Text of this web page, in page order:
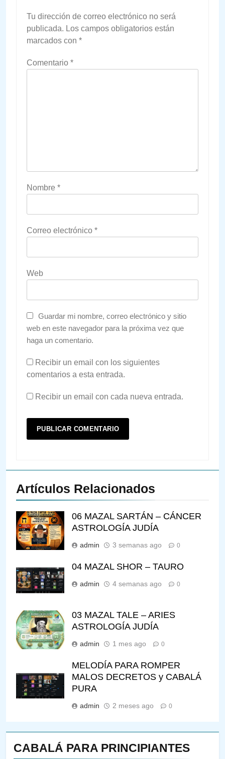
CABALÁ PARA PRINCIPIANTES
Tu dirección de correo electrónico no será
publicada. Los campos obligatorios están
marcados con *
Comentario *
Nombre *
Correo electrónico *
Web
Guardar mi nombre, correo electrónico y sitio
web en este navegador para la próxima vez que
haga un comentario.
Recibir un email con los siguientes
comentarios a esta entrada.
Recibir un email con cada nueva entrada.
Artículos Relacionados
06 MAZAL SARTÁN – CÁNCER
ASTROLOGÍA JUDÍA
admin 3 semanas ago 0
04 MAZAL SHOR – TAURO
admin 4 semanas ago 0
03 MAZAL TALE – ARIES
ASTROLOGÍA JUDÍA
admin 1 mes ago 0
MELODÍA PARA ROMPER
MALOS DECRETOS y CABALÁ
PURA
admin 2 meses ago 0